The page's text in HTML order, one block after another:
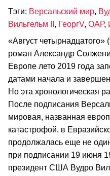
Тэги: Версальский мир,
Вильгельм II , ГеоргV, ОАР,
«Август четырнадцатого»
роман Александр
Европе лето 2019 года
датами начала и
Но эта хронологическая
После подписания
мировая, названная
катастрофой, в
продолжалась еще не
при подписании 19 июня
президент США Вудро